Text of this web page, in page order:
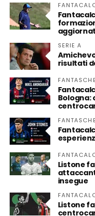
SERIE A
risultati
Bologna:
Listone
insegue
Listone